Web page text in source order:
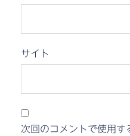
サイト
次回のコメントで使用す